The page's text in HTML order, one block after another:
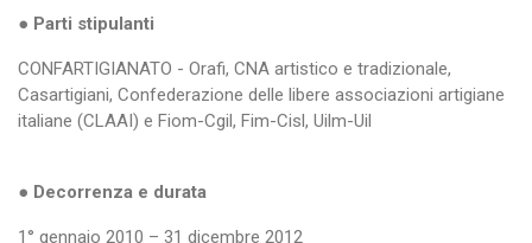
● Parti stipulanti
CONFARTIGIANATO - Orafi, CNA artistico e tradizionale,
Casartigiani, Confederazione delle libere associazioni artigiane
italiane (CLAAI) e Fiom-Cgil, Fim-Cisl, Uilm-Uil
● Decorrenza e durata
1° gennaio 2010 – 31 dicembre 2012